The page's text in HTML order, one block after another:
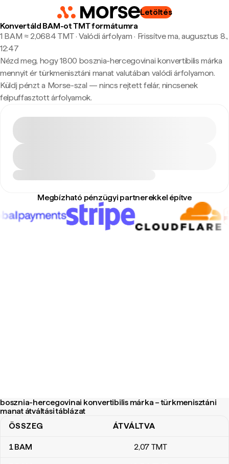
Letöltés
Konvertáld BAM-ot TMT formátumra
1 BAM ≈ 2,0684 TMT · Valódi árfolyam · Frissítve ma, augusztus 8.,
12:47
Nézd meg, hogy 1800 bosznia-hercegovinai konvertibilis márka
mennyit ér türkmenisztáni manat valutában valódi árfolyamon.
Küldj pénzt a Morse-szal — nincs rejtett felár, nincsenek
felpuffasztott árfolyamok.
Megbízható pénzügyi partnerekkel építve
bosznia-hercegovinai konvertibilis márka – türkmenisztáni
manat átváltási táblázat
bosznia-hercegovinai konvertibilis márka – türkmenisztáni
ÖSSZEG ÁTVÁLTVA
1BAM 2,07 TMT